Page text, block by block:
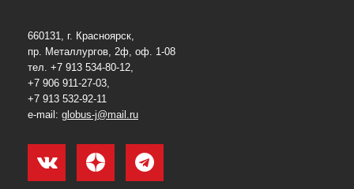
660131, г. Красноярск,
пр. Металлургов, 2ф, оф. 1-08
тел. +7 913 534-80-12,
+7 906 911-27-03,
+7 913 532-92-11
e-mail: globus-j@mail.ru